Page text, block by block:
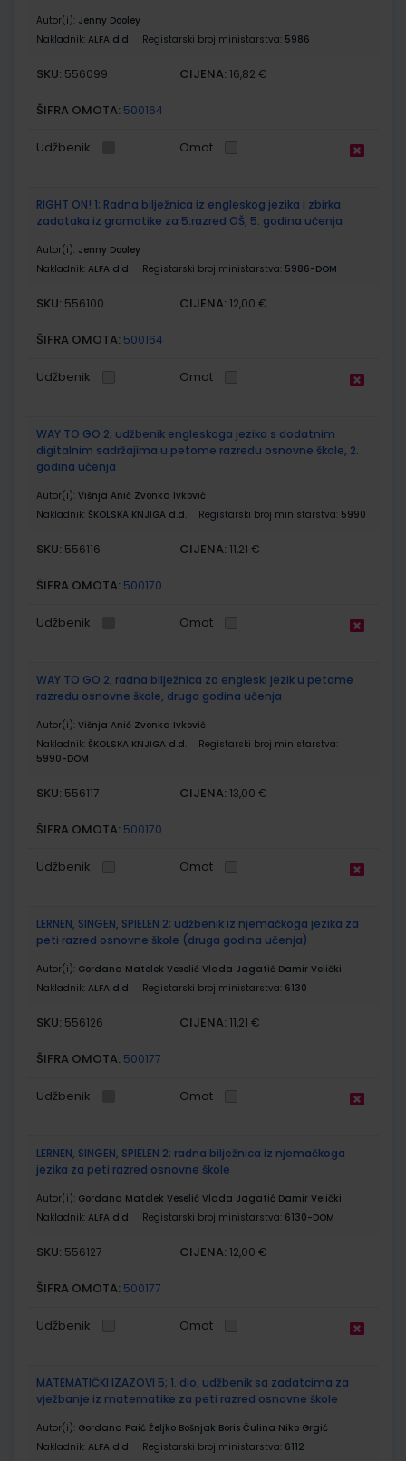
Autor(i): Jenny Dooley
Nakladnik: ALFA d.d. Registarski broj ministarstva: 5986
SKU: 556099 CIJENA: 16,82 €
ŠIFRA OMOTA: 500164
Udžbenik Omot
RIGHT ON! 1; Radna bilježnica iz engleskog jezika i zbirka
zadataka iz gramatike za 5.razred OŠ, 5. godina učenja
Autor(i): Jenny Dooley
Nakladnik: ALFA d.d. Registarski broj ministarstva: 5986-DOM
SKU: 556100 CIJENA: 12,00 €
ŠIFRA OMOTA: 500164
Udžbenik Omot
WAY TO GO 2; udžbenik engleskoga jezika s dodatnim
digitalnim sadržajima u petome razredu osnovne škole, 2.
godina učenja
Autor(i): Višnja Anić Zvonka Ivković
Nakladnik: ŠKOLSKA KNJIGA d.d. Registarski broj ministarstva: 5990
SKU: 556116 CIJENA: 11,21 €
ŠIFRA OMOTA: 500170
Udžbenik Omot
WAY TO GO 2; radna bilježnica za engleski jezik u petome
razredu osnovne škole, druga godina učenja
Autor(i): Višnja Anić Zvonka Ivković
Nakladnik: ŠKOLSKA KNJIGA d.d.
Registarski broj ministarstva:
5990-DOM
SKU: 556117 CIJENA: 13,00 €
ŠIFRA OMOTA: 500170
Udžbenik Omot
LERNEN, SINGEN, SPIELEN 2; udžbenik iz njemačkoga jezika za
peti razred osnovne škole (druga godina učenja)
Autor(i): Gordana Matolek Veselić Vlada Jagatić Damir Velički
Nakladnik: ALFA d.d. Registarski broj ministarstva: 6130
SKU: 556126 CIJENA: 11,21 €
ŠIFRA OMOTA: 500177
Udžbenik Omot
LERNEN, SINGEN, SPIELEN 2; radna bilježnica iz njemačkoga
jezika za peti razred osnovne škole
Autor(i): Gordana Matolek Veselić Vlada Jagatić Damir Velički
Nakladnik: ALFA d.d. Registarski broj ministarstva: 6130-DOM
SKU: 556127 CIJENA: 12,00 €
ŠIFRA OMOTA: 500177
Udžbenik Omot
MATEMATIČKI IZAZOVI 5; 1. dio, udžbenik sa zadatcima za
vježbanje iz matematike za peti razred osnovne škole
Autor(i): Gordana Paić Željko Bošnjak Boris Čulina Niko Grgić
Nakladnik: ALFA d.d. Registarski broj ministarstva: 6112